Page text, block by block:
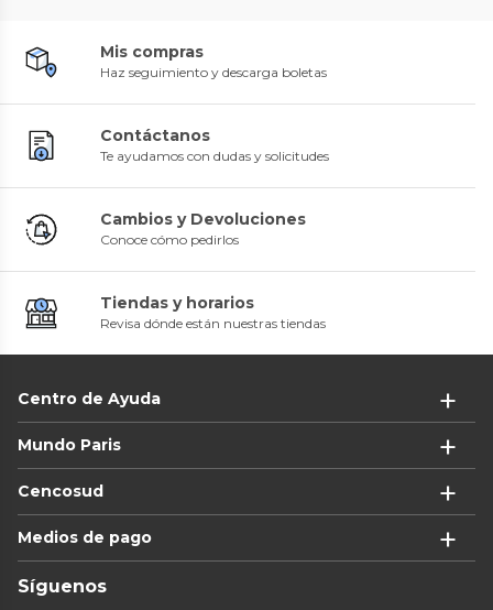
Mis compras
Haz seguimiento y descarga boletas
Contáctanos
Te ayudamos con dudas y solicitudes
Cambios y Devoluciones
Conoce cómo pedirlos
Tiendas y horarios
Revisa dónde están nuestras tiendas
Centro de Ayuda
Mundo Paris
Cencosud
Medios de pago
Síguenos